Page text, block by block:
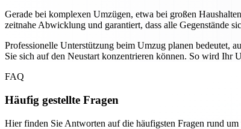
Gerade bei komplexen Umzügen, etwa bei großen
zeitnahe Abwicklung und garantiert, dass alle Gegenstände
Professionelle Unterstützung beim Umzug planen bedeutet,
Sie sich auf den Neustart konzentrieren können. So wird Ihr
FAQ
Häufig gestellte Fragen
Hier finden Sie Antworten auf die häufigsten Fragen rund